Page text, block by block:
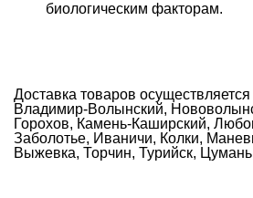
биологическим факторам.
Доставка товаров
Владимир-Волынский,
Горохов, Камень-Каширский,
Заболотье, Иваничи, Колки,
Выжевка, Торчин, Турийск,